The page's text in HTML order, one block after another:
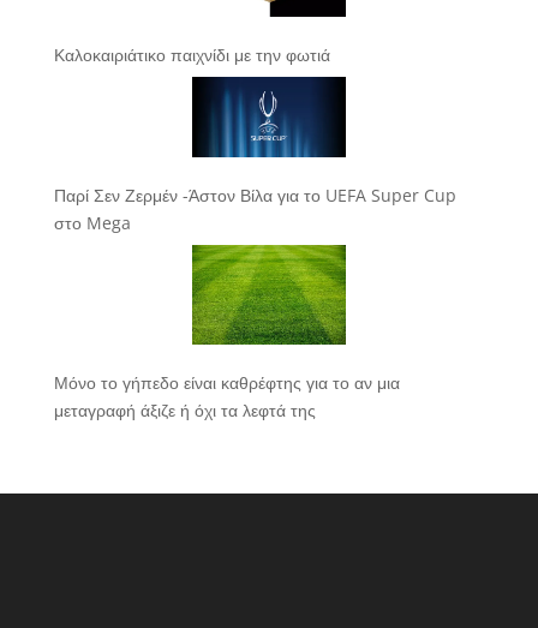
Καλοκαιριάτικο παιχνίδι με την φωτιά
Παρί Σεν Ζερμέν -Άστον Βίλα για το UEFA Super Cup
στο Mega
Μόνο το γήπεδο είναι καθρέφτης για το αν μια
μεταγραφή άξιζε ή όχι τα λεφτά της